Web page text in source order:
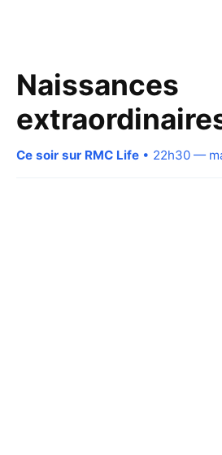
Naissances
Ce soir sur RMC Life • 22h30 —